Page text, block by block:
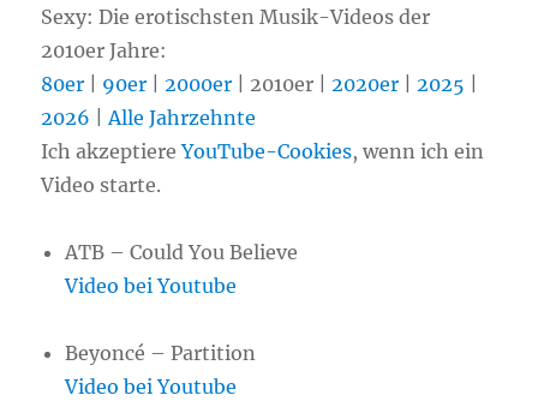
Sexy: Die erotischsten Musik-Videos der
2010er Jahre:
80er
90er |2000er | 2010er |2020er |2025
2026 |Alle Jahrzehnte
Ich akzeptiereYouTube-Cookies, wenn ich ein
Video starte.
ATB – Could You Believe
Video bei Youtube
Beyoncé – Partition
Video bei Youtube